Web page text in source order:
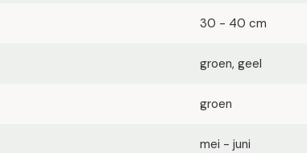
30 - 40 cm
groen, geel
groen
mei - juni